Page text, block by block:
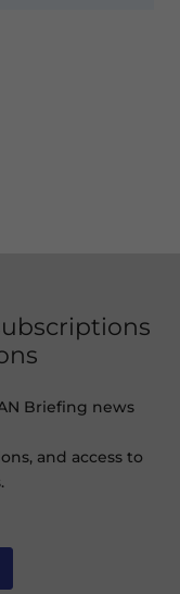
Briefing news
and access to